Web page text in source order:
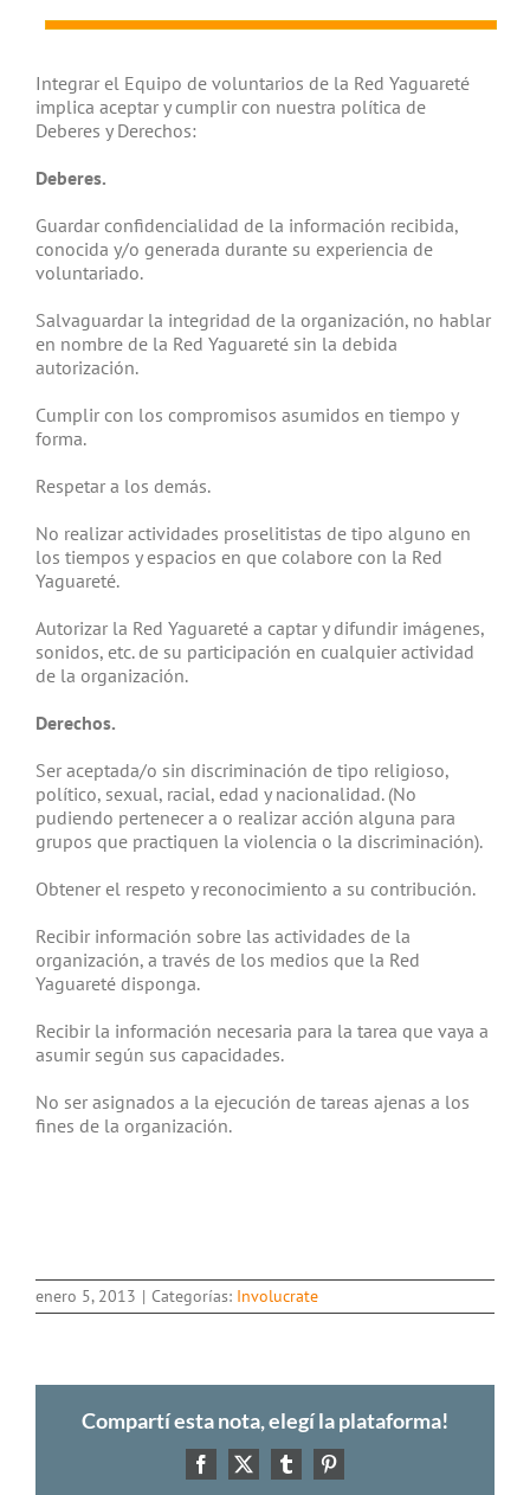
Integrar el Equipo de voluntarios de la Red Yaguareté
implica aceptar y cumplir con nuestra política de
Deberes y Derechos:
Deberes.
Guardar confidencialidad de la información recibida,
conocida y/o generada durante su experiencia de
voluntariado.
Salvaguardar la integridad de la organización, no hablar
en nombre de la Red Yaguareté sin la debida
autorización.
Cumplir con los compromisos asumidos en tiempo y
forma.
Respetar a los demás.
No realizar actividades proselitistas de tipo alguno en
los tiempos y espacios en que colabore con la Red
Yaguareté.
Autorizar la Red Yaguareté a captar y difundir imágenes,
sonidos, etc. de su participación en cualquier actividad
de la organización.
Derechos.
Ser aceptada/o sin discriminación de tipo religioso,
político, sexual, racial, edad y nacionalidad. (No
pudiendo pertenecer a o realizar acción alguna para
grupos que practiquen la violencia o la discriminación).
Obtener el respeto y reconocimiento a su contribución.
Recibir información sobre las actividades de la
organización, a través de los medios que la Red
Yaguareté disponga.
Recibir la información necesaria para la tarea que vaya a
asumir según sus capacidades.
No ser asignados a la ejecución de tareas ajenas a los
fines de la organización.
enero 5, 2013 | Categorías: Involucrate
Compartí esta nota, elegí la plataforma!
Facebook
X TumblrPinterest